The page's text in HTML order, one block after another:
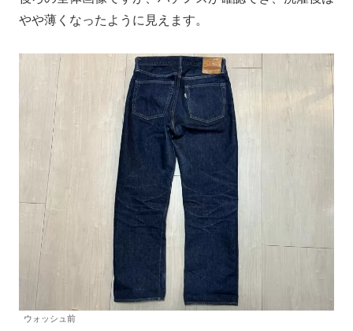
やや薄くなったように見えます。
ウォッシュ前